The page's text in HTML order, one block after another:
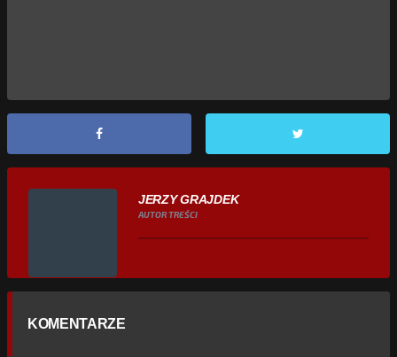
JERZY GRAJDEK
AUTOR TREŚCI
KOMENTARZE